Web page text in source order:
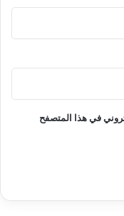
في هذا المتصفح